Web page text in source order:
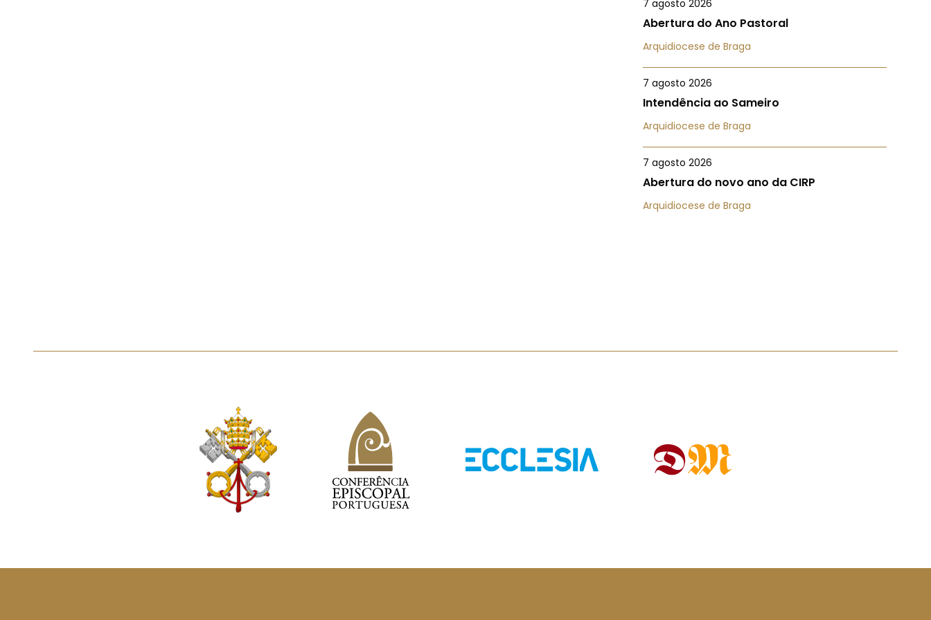
7 agosto 2026
Abertura do Ano Pastoral
Arquidiocese de Braga
7 agosto 2026
Intendência ao Sameiro
Arquidiocese de Braga
7 agosto 2026
Abertura do novo ano da CIRP
Arquidiocese de Braga